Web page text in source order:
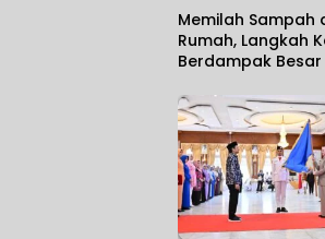
Memilah Sampah
Rumah, Langkah
Berdampak